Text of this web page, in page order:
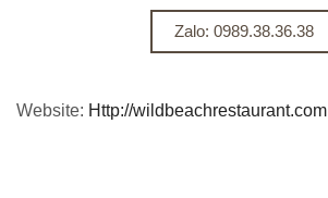
Zalo: 0989.38.36.38
Website: Http://wildbeachrestaurant.com